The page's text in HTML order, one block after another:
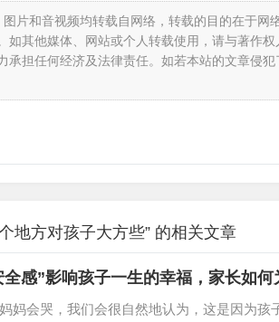
片和音视频均转载自网络，转载的目的在于网
如其他媒体、网站或个人转载使用，请与著作
承担任何经济及法律责任。如若本站的文章侵
地方对孩子大方些” 的相关文章
全感”影响孩子一生的幸福，家长如
妈会哭，我们会很自然地认为，这是因为孩